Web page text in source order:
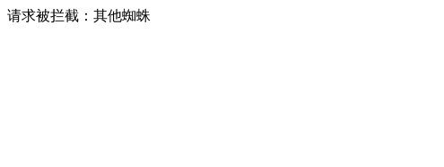
请求被拦截：其他蜘蛛